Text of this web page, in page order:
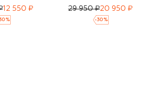
12 550 ₽
%
29 950 ₽20 950 ₽
-30 %